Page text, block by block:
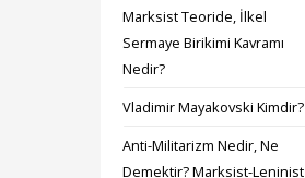
Marksist Teoride, İlkel
Sermaye Birikimi Kavramı
Nedir?
Vladimir Mayakovski Kimdir?
Anti-Militarizm Nedir, Ne
Demektir? Marksist-Leninist